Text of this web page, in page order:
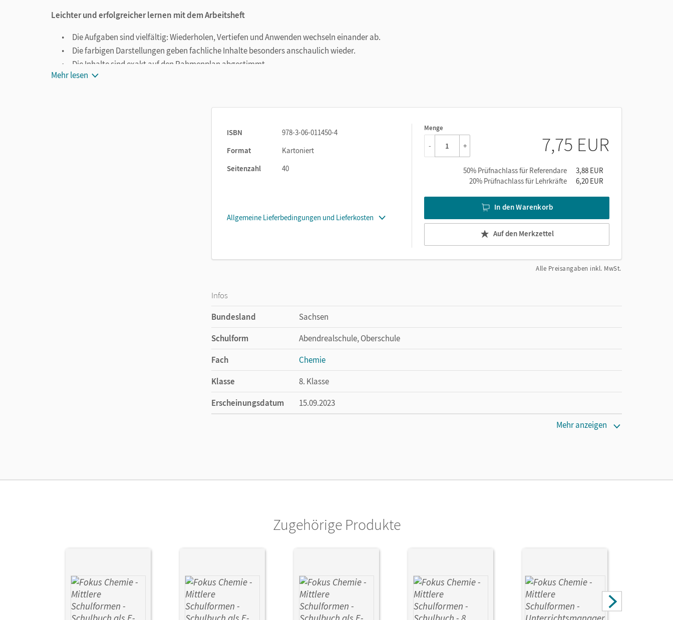
Leichter und erfolgreicher lernen mit dem Arbeitsheft
Die Aufgaben sind vielfältig: Wiederholen, Vertiefen und Anwenden wechseln einander ab.
Die farbigen Darstellungen geben fachliche Inhalte besonders anschaulich wieder.
Die Inhalte sind exakt auf den Rahmenplan abgestimmt.
Die Lösungen zu den Übungsaufgaben finden Sie auf dem Unterrichtsmanager.
Mehr lesen
ISBN
978-3-06-011450-4
Format
Kartoniert
Seitenzahl
40
Allgemeine Lieferbedingungen und Lieferkosten
Menge
1
- + 7,75 EUR
50% Prüfnachlass für Referendare
3,88 EUR
20% Prüfnachlass für Lehrkräfte
6,20 EUR
In den Warenkorb
Auf den Merkzettel
Alle Preisangaben inkl. MwSt.
Infos
Bundesland
Sachsen
Schulform
Abendrealschule, Oberschule
Fach
Chemie
Klasse
8. Klasse
Erscheinungsdatum
15.09.2023
Mehr anzeigen
Zugehörige Produkte